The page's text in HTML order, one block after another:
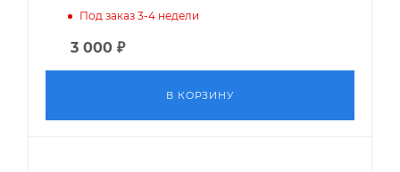
Под заказ 3-4 недели
3 000 ₽
В КОРЗИНУ